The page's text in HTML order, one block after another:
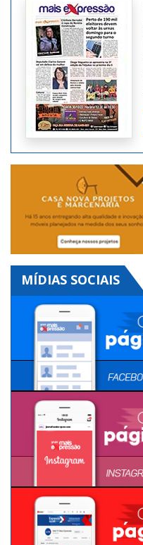
MÍDIAS SOCIAIS